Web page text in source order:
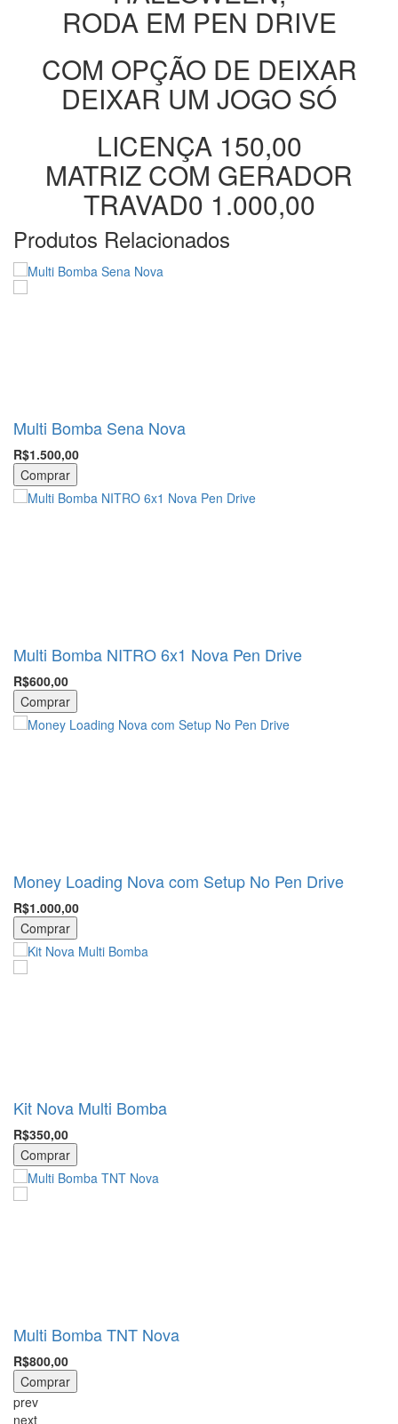
RODA EM PEN DRIVE
COM OPÇÃO DE DEIXAR
DEIXAR UM JOGO SÓ
LICENÇA 150,00
MATRIZ COM GERADOR
TRAVAD0 1.000,00
Produtos Relacionados
Multi Bomba Sena Nova
R$1.500,00
Comprar
Multi Bomba NITRO 6x1 Nova Pen Drive
R$600,00
Comprar
Money Loading Nova com Setup No Pen Drive
R$1.000,00
Comprar
Kit Nova Multi Bomba
R$350,00
Comprar
Multi Bomba TNT Nova
R$800,00
Comprar
prev
next